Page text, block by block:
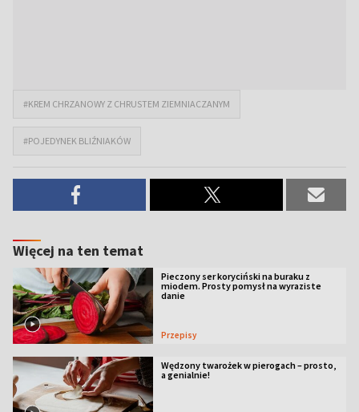
#KREM CHRZANOWY Z CHRUSTEM ZIEMNIACZANYM
#POJEDYNEK BLIŹNIAKÓW
Więcej na ten temat
Pieczony ser koryciński na buraku z
miodem. Prosty pomysł na wyraziste
danie
Przepisy
Wędzony twarożek w pierogach – prosto,
a genialnie!